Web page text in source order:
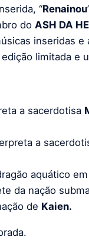
“Renainou
do ASH DA
inseridas e
limitada e
a sacerdotisa
a
aquático em
da nação
de Kaien.